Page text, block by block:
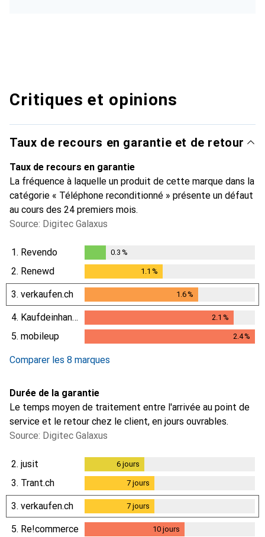
Critiques et opinions
Taux de recours en garantie et de retour
Taux de recours en garantie
La fréquence à laquelle un produit de cette marque dans la
catégorie « Téléphone reconditionné » présente un défaut
au cours des 24 premiers mois.
Source: Digitec Galaxus
1. Revendo
0.3%
0.3 %
2. Renewd 1.1 %
3. verkaufen.ch 1.6%
4. Kaufdeinhandy.ch 2.1 %
2.1%
5. mobileup 2.4%
Comparer les 8 marques
Durée de la garantie
Le temps moyen de traitement entre l'arrivée au point de
service et le retour chez le client, en jours ouvrables.
Source: Digitec Galaxus
2. jusit 6 jours
3. Trant.ch 7 jours
3. verkaufen.ch 7 jours
5. Re!commerce 10 jours